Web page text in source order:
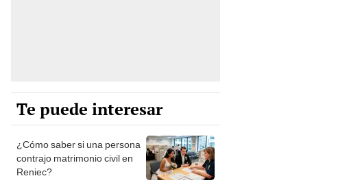
Te puede interesar
¿Cómo saber si una persona
contrajo matrimonio civil en
Reniec?